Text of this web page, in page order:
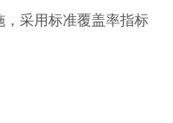
采用标准覆盖率指标